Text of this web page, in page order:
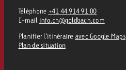
Téléphone +41 44 914 91 00
E-mail info.ch@goldbach.com
Planifier l’itinéraire avec Google Maps
Plan de situation